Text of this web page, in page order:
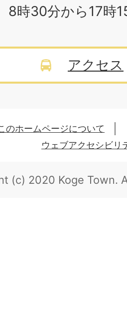
8時30分から17時
アクセス
のホームページについて
ウェブアクセシビリ
(c) 2020 Koge Town.